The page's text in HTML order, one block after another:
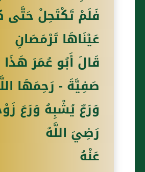
فَلَمْ تَكْتَحِلْ حَتَّى
عَيْنَاهَا تَرْمَصَانِ
قَالَ أَبُو عُمَرَ
صَفِيَّةَ - رَحِمَهَا
وَرَعٌ يُشْبِهُ وَرَعَ
رَضِيَ اللَّهُ
عَنْهُ